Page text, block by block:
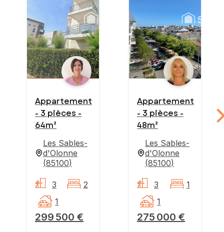
Appartement
- 3 pièces -
64m²
Les Sables-
d'Olonne
(85100)
299 500 €
3
2
1
Appartement
- 3 pièces -
48m²
Les Sables-
d'Olonne
(85100)
275 000 €
3
1
1